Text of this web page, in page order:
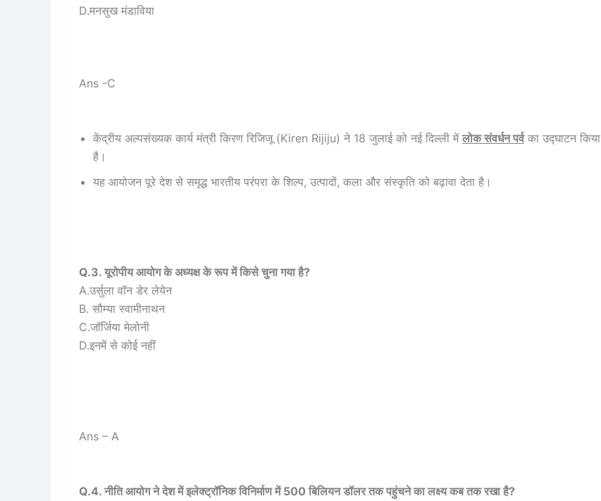
D.मनसुख मंडाविया
Ans -C
केंद्रीय अल्पसंख्यक कार्य मंत्री किरण रिजिजू (Kiren Rijiju) ने 18 जुलाई को नई दिल्ली में लोक संवर्धन पर्वका उद्घाटन किया
है।
यह आयोजन पूरे देश से समृद्ध भारतीय परंपरा के शिल्प, उत्पादों, कला और संस्कृति को बढ़ावा देता है।
Q.3. यूरोपीय आयोग के अध्यक्ष के रूप में किसे चुना गया है?
A.उर्सुला वॉन डेर लेयेन
B. सौम्या स्वामीनाथन
C.जॉर्जिया मेलोनी
D.इनमें से कोई नहीं
Ans – A
Q.4. नीति आयोग ने देश में इलेक्ट्रॉनिक विनिर्माण में 500 बिलियन डॉलर तक पहुंचने का लक्ष्य कब तक रखा है?